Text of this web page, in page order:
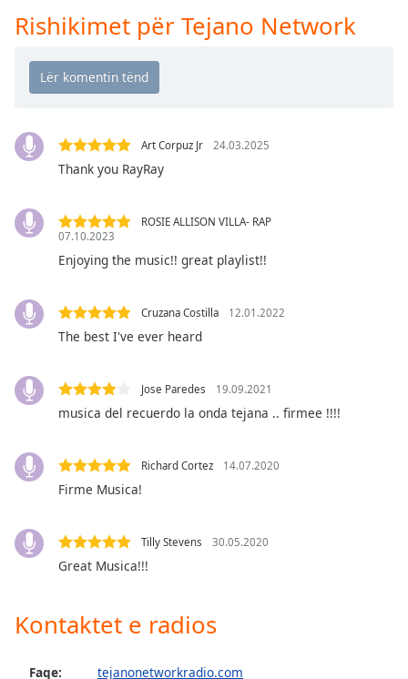
the
window.
Color
Opacity
Background
Color
Background
Color
Opacity
Size
Style
Rishikimet për Tejano Network
Art Corpuz Jr 24.03.2025
Thank you RayRay
ROSIE ALLISON VILLA- RAP
07.10.2023
Enjoying the music!! great playlist!!
Cruzana Costilla 12.01.2022
The best I've ever heard
Jose Paredes 19.09.2021
musica del recuerdo la onda tejana .. firmee !!!!
Richard Cortez 14.07.2020
Firme Musica!
Tilly Stevens 30.05.2020
Great Musica!!!
Kontaktet e radios
Faqe: tejanonetworkradio.com